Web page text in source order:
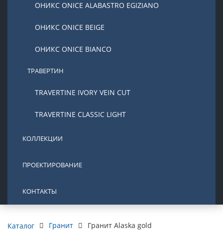
ОНИКС ONICE ALABASTRO EGIZIANO
ОНИКС ONICE BEIGE
ОНИКС ONICE BIANCO
ТРАВЕРТИН
TRAVERTINE IVORY VEIN CUT
TRAVERTINE CLASSIC LIGHT
КОЛЛЕКЦИИ
ПРОЕКТИРОВАНИЕ
КОНТАКТЫ
Каталог Гранит Гранит Alaska gold